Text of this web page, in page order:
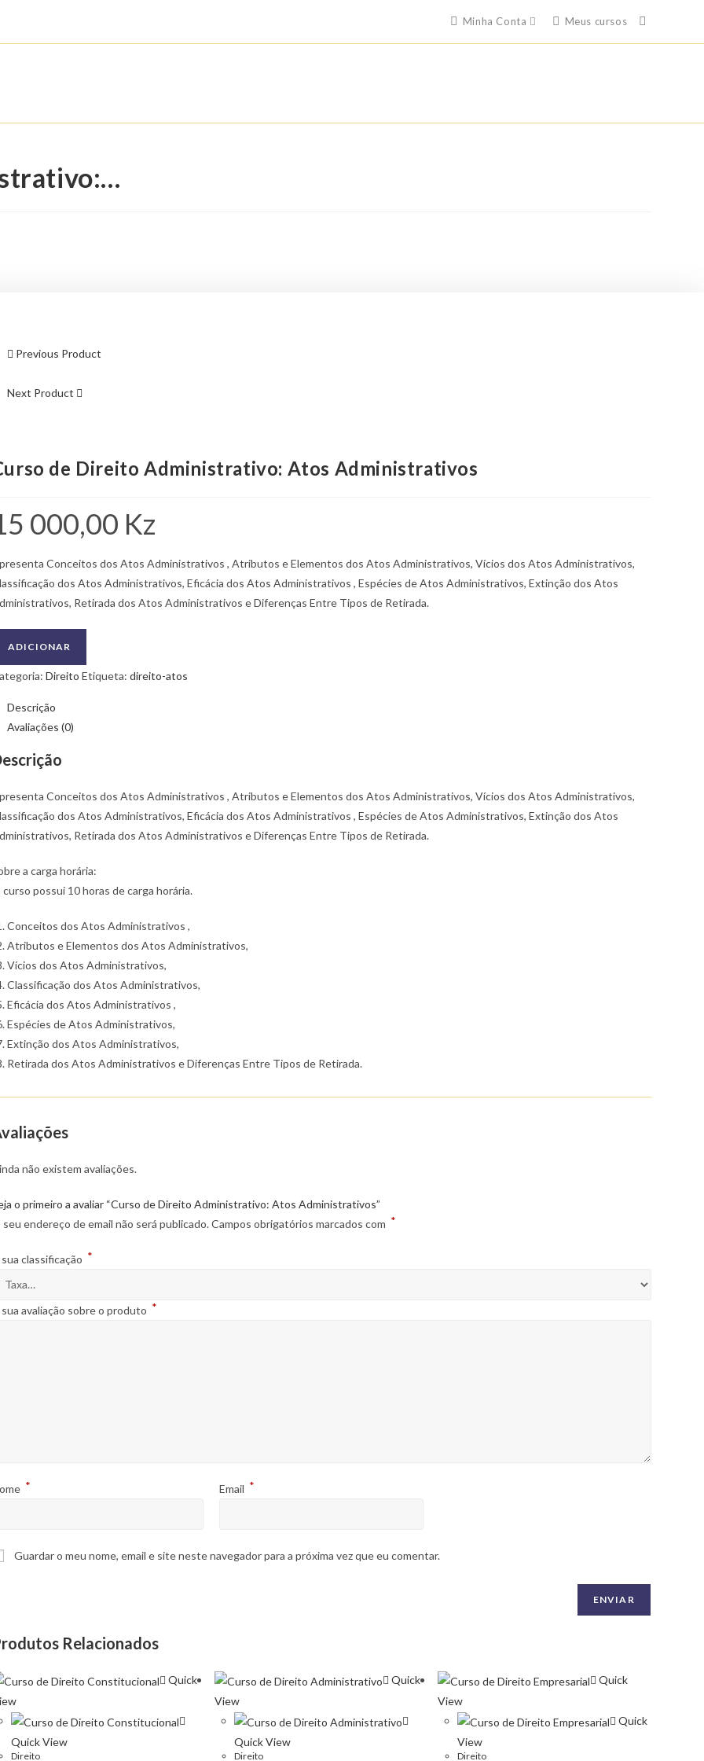
Minha Conta Meus cursos
Previous Product
Next Product
de Direito Administrativo: Atos Administrativos
000,00 Kz
Conceitos dos Atos Administrativos , Atributos e Elementos dos Atos Administrativos, Vícios dos Atos Administrativos,
dos Atos Administrativos, Eficácia dos Atos Administrativos , Espécies de Atos Administrativos, Extinção dos Atos
Retirada dos Atos Administrativos e Diferenças Entre Tipos de Retirada.
ADICIONAR
Direito Etiqueta: direito-atos
Descrição
Avaliações (0)
Conceitos dos Atos Administrativos , Atributos e Elementos dos Atos Administrativos, Vícios dos Atos Administrativos,
dos Atos Administrativos, Eficácia dos Atos Administrativos , Espécies de Atos Administrativos, Extinção dos Atos
Retirada dos Atos Administrativos e Diferenças Entre Tipos de Retirada.
a carga horária:
curso possui 10 horas de carga horária.
Conceitos dos Atos Administrativos ,
Atributos e Elementos dos Atos Administrativos,
Vícios dos Atos Administrativos,
Classificação dos Atos Administrativos,
Eficácia dos Atos Administrativos ,
Espécies de Atos Administrativos,
Extinção dos Atos Administrativos,
Retirada dos Atos Administrativos e Diferenças Entre Tipos de Retirada.
não existem avaliações.
o primeiro a avaliar “Curso de Direito Administrativo: Atos Administrativos”
seu endereço de email não será publicado.Campos obrigatórios marcados com *
classificação *
avaliação sobre o produto *
* Email *
Guardar o meu nome, email e site neste navegador para a próxima vez que eu comentar.
Relacionados
Quick
Quick View
Direito
Quick
View
Quick View
Direito
Quick
View
Quick
View
Direito
LINKS ÚTEIS SIGA-NOS NAS REDES SOCIAIS